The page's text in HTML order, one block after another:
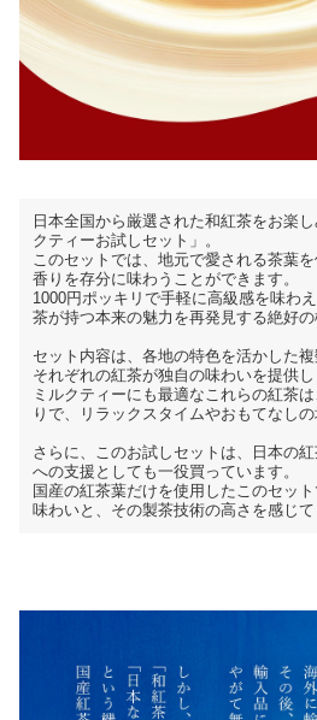
日本全国から厳選された和紅茶をお楽
クティーお試しセット」。
このセットでは、地元で愛される茶葉
香りを存分に味わうことができます。
1000円ポッキリで手軽に高級感を味わ
茶が持つ本来の魅力を再発見する絶好の
セット内容は、各地の特色を活かした複
それぞれの紅茶が独自の味わいを提供し
ミルクティーにも最適なこれらの紅茶
りで、リラックスタイムやおもてなしの
さらに、このお試しセットは、日本の
への支援としても一役買っています。
国産の紅茶葉だけを使用したこのセッ
味わいと、その製茶技術の高さを感じて